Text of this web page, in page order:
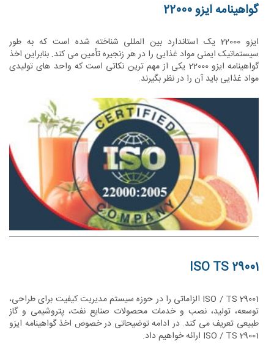
گواهینامه ایزو 22000
ایزو 22000 یک استاندارد بین المللی شناخته شده است که به طور
سیستماتیک ایمنی مواد غذایی را در هر زنجیره تأمین می کند. بنابراین اخذ
گواهینامه ایزو 22000 یکی از مهم ترین نکاتی است که واحد های تولیدی
مواد غذایی باید آن را در نظر بگیرند.
ISO TS 29001
ISO / TS 29001 الزاماتی را در حوزه سیستم مدیریت کیفیت برای طراحی،
توسعه، تولید، نصب و خدمات محصولات صنایع نفت، پتروشیمی و گاز
طبیعی تعریف می کند. در ادامه توضیحاتی در خصوص اخذ گواهینامه ایزو
ISO / TS 29001 ارائه خواهیم داد.